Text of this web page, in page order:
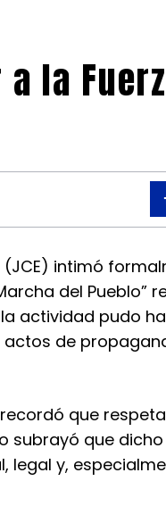
a la
(JCE) intimó
del Pueblo”
actividad pudo
de
que
subrayó que
y,